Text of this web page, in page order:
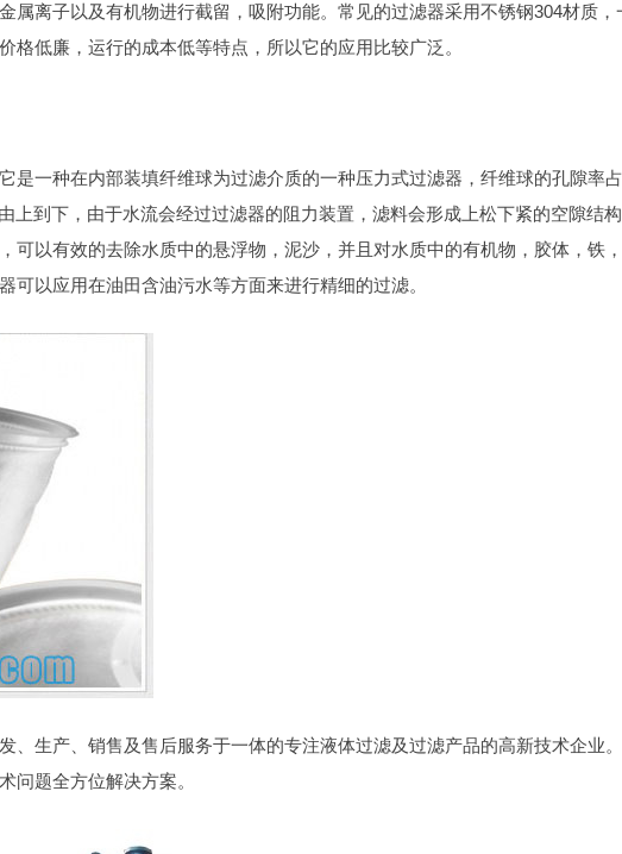
属离子以及有机物进行截留，吸附功能。常见的过滤器采用不锈钢304材质，
格低廉，运行的成本低等特点，所以它的应用比较广泛。
是一种在内部装填纤维球为过滤介质的一种压力式过滤器，纤维球的孔隙率
上到下，由于水流会经过过滤器的阻力装置，滤料会形成上松下紧的空隙结
可以有效的去除水质中的悬浮物，泥沙，并且对水质中的有机物，胶体，铁
可以应用在油田含油污水等方面来进行精细的过滤。
、生产、销售及售后服务于一体的专注液体过滤及过滤产品的高新技术企业
问题全方位解决方案。